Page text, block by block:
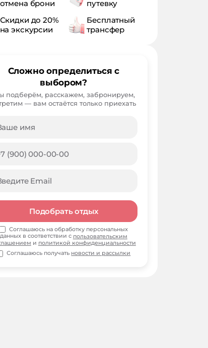
отмена брони
путевку
Скидки до 20%
на экскурсии
Бесплатный
трансфер
Сложно определиться с
выбором?
подберём, расскажем, забронируем,
— вам остаётся только приехать
Подобрать отдых
Соглашаюсь на обработку персональных
данных в соответствии с пользовательским
и политикой конфиденциальности
Соглашаюсь получать новости и рассылки